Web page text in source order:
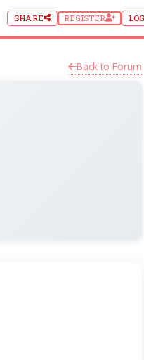
SHARE REGISTER
Back to Forum